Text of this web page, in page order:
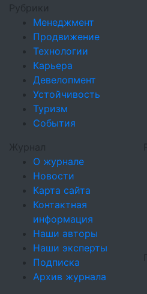
Рубрики
Менеджмент
Продвижение
Технологии
Карьера
Девелопмент
Устойчивость
Туризм
События
Журнал
О журнале
Новости
Карта сайта
Контактная
информация
Наши авторы
Наши эксперты
Подписка
Архив журнала